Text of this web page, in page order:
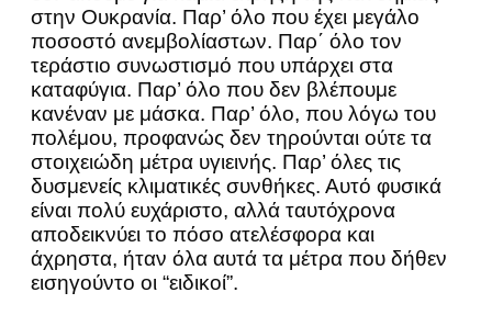
στην Ουκρανία. Παρ’ όλο που έχει μεγάλο
ποσοστό ανεμβολίαστων. Παρ΄ όλο τον
τεράστιο συνωστισμό που υπάρχει στα
καταφύγια. Παρ’ όλο που δεν βλέπουμε
κανέναν με μάσκα. Παρ’ όλο, που λόγω του
πολέμου, προφανώς δεν τηρούνται ούτε τα
στοιχειώδη μέτρα υγιεινής. Παρ’ όλες τις
δυσμενείς κλιματικές συνθήκες. Αυτό φυσικά
είναι πολύ ευχάριστο, αλλά ταυτόχρονα
αποδεικνύει το πόσο ατελέσφορα και
άχρηστα, ήταν όλα αυτά τα μέτρα που δήθεν
εισηγούντο οι “ειδικοί”.